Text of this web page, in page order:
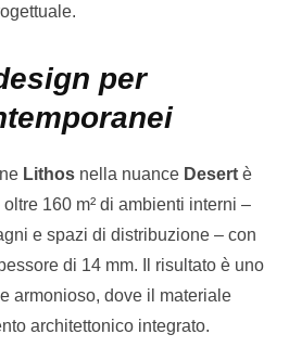
per
Lithos nella nuance Desert è
160 m² di ambienti interni –
e spazi di distribuzione – con
di 14 mm. Il risultato è uno
armonioso, dove il materiale
architettonico integrato.